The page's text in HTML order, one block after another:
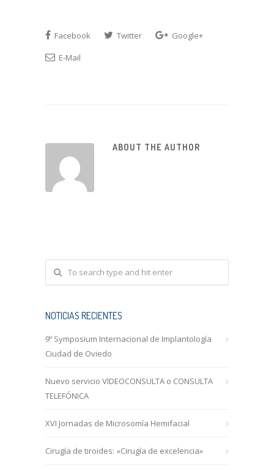
Facebook Twitter
Google+
E-Mail
ABOUT THE AUTHOR
NOTICIAS RECIENTES
9º Symposium Internacional de Implantología
Ciudad de Oviedo
Nuevo servicio VIDEOCONSULTA o CONSULTA
TELEFÓNICA
XVI Jornadas de Microsomía Hemifacial
Cirugía de tiroides: «Cirugía de excelencia»